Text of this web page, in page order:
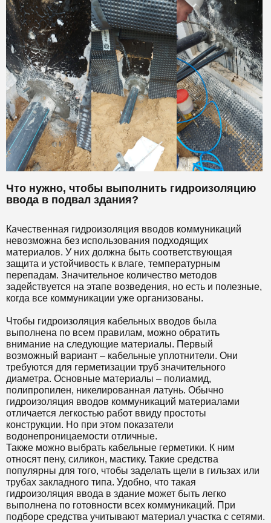
Что нужно, чтобы выполнить гидроизоляцию
ввода в подвал здания?
Качественная гидроизоляция вводов коммуникаций
невозможна без использования подходящих
материалов. У них должна быть соответствующая
защита и устойчивость к влаге, температурным
перепадам. Значительное количество методов
задействуется на этапе возведения, но есть и полезные,
когда все коммуникации уже организованы.
Чтобы гидроизоляция кабельных вводов была
выполнена по всем правилам, можно обратить
внимание на следующие материалы. Первый
возможный вариант – кабельные уплотнители. Они
требуются для герметизации труб значительного
диаметра. Основные материалы – полиамид,
полипропилен, никелированная латунь. Обычно
гидроизоляция вводов коммуникаций материалами
отличается легкостью работ ввиду простоты
конструкции. Но при этом показатели
водонепроницаемости отличные.
Также можно выбрать кабельные герметики. К ним
относят пену, силикон, мастику. Такие средства
популярны для того, чтобы заделать щели в гильзах или
трубах закладного типа. Удобно, что такая
гидроизоляция ввода в здание может быть легко
выполнена по готовности всех коммуникаций. При
подборе средства учитывают материал участка с сетями.